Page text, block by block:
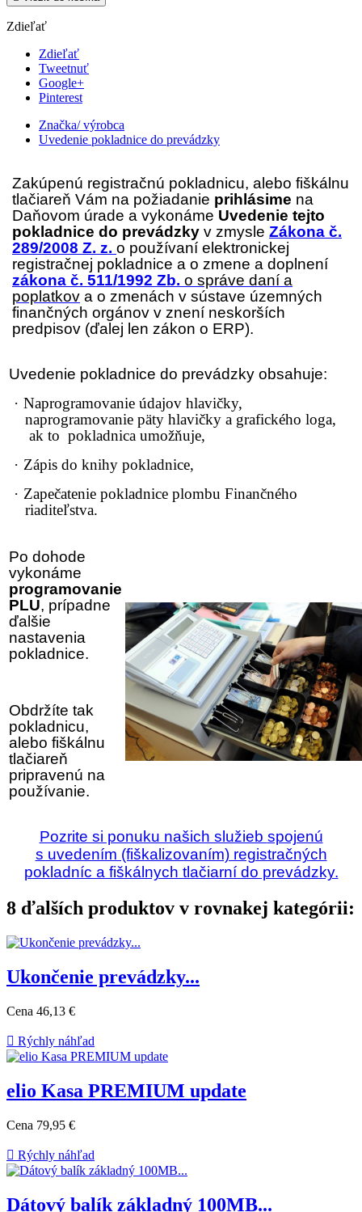
Zdieľať
Zdieľať
Tweetnuť
Google+
Pinterest
Značka/ výrobca
Uvedenie pokladnice do prevádzky
Zakúpenú registračnú pokladnicu, alebo fiškálnu
tlačiareň Vám na požiadanie prihlásime na
Daňovom úrade a vykonáme Uvedenie tejto
pokladnice do prevádzky v zmysle Zákona č.
289/2008 Z. z. o používaní elektronickej
registračnej pokladnice a o zmene a doplnení
zákona č. 511/1992 Zb. o správe daní a
poplatkov a o zmenách v sústave územných
finančných orgánov v znení neskorších
predpisov (ďalej len zákon o ERP).
Uvedenie pokladnice do prevádzky obsahuje:
· Naprogramovanie údajov hlavičky,
naprogramovanie päty hlavičky a grafického loga,
ak to pokladnica umožňuje,
· Zápis do knihy pokladnice,
· Zapečatenie pokladnice plombu Finančného
riaditeľstva.
Po dohode
vykonáme
programovanie
PLU, prípadne
ďalšie
nastavenia
pokladnice.
Obdržíte tak
pokladnicu,
alebo fiškálnu
tlačiareň
pripravenú na
používanie.
Pozrite si ponuku našich služieb spojenú
s uvedením (fiškalizovaním) registračných
pokladníc a fiškálnych tlačiarní do prevádzky.
8 ďalších produktov v rovnakej kategórii:
Ukončenie prevádzky...
Cena 46,13 €
 Rýchly náhľad
elio Kasa PREMIUM update
Cena 79,95 €
 Rýchly náhľad
Dátový balík základný 100MB...